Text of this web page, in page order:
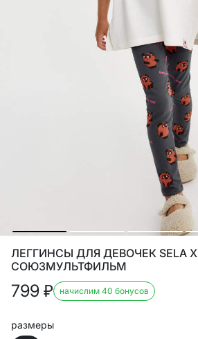
ЛЕГГИНСЫ ДЛЯ ДЕВОЧЕК SELA X
СОЮЗМУЛЬТФИЛЬМ
799 ₽ начислим 40 бонусов
размеры